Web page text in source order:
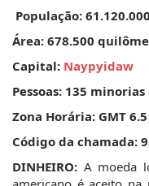
População:
Área: 678.500
Capital: Naypyidaw
Pessoas: 135
Zona Horária: GMT 6.5
Código da chamada:
DINHEIRO: A moeda